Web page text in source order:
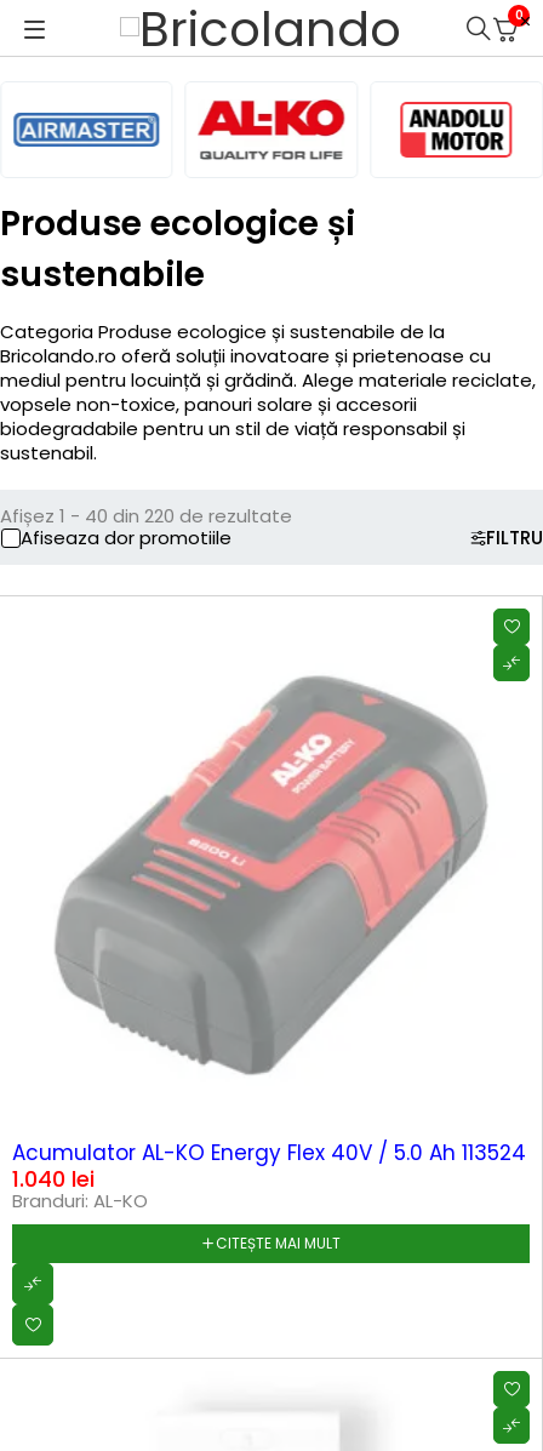
0
Produse ecologice și
sustenabile
Categoria Produse ecologice și sustenabile de la
Bricolando.ro oferă soluții inovatoare și prietenoase cu
mediul pentru locuință și grădină. Alege materiale reciclate,
vopsele non-toxice, panouri solare și accesorii
biodegradabile pentru un stil de viață responsabil și
sustenabil.
FILTRU
Afișez 1 - 40 din 220 de rezultate
Afiseaza dor promotiile
Acumulator AL-KO Energy Flex 40V / 5.0 Ah 113524
1.040 lei
Branduri: AL-KO
CITEȘTE MAI MULT